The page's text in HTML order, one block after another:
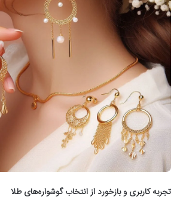
تجربه کاربری و بازخورد از انتخاب گوشواره‌های طلا